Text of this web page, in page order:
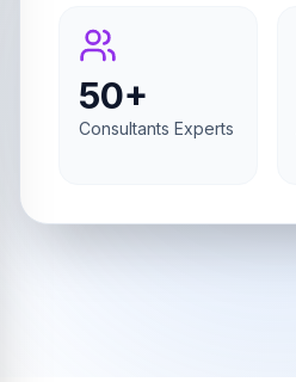
50+
Consultants Experts